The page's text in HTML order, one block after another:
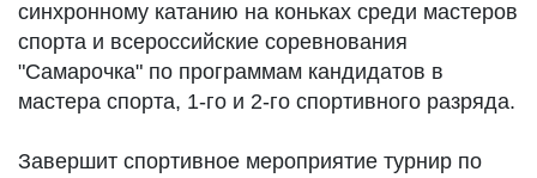
синхронному катанию на коньках среди мастеров
спорта и всероссийские соревнования
"Самарочка" по программам кандидатов в
мастера спорта, 1-го и 2-го спортивного разряда.
Завершит спортивное мероприятие турнир по